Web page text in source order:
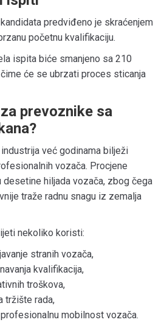
predviđeno je skraćenjem
početnu kvalifikaciju.
ispita biće smanjeno sa 210
će se ubrzati proces sticanja
prevoznike sa
već godinama bilježi
vozača. Procjene
desetine hiljada vozača, zbog čega
traže radnu snagu iz zemalja
nekoliko koristi:
stranih vozača,
kvalifikacija,
troškova,
tržište rada,
mobilnost vozača.